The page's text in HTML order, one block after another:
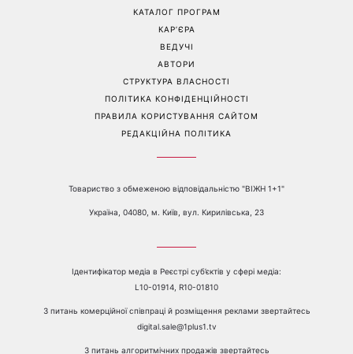
КАТАЛОГ ПРОГРАМ
КАР’ЄРА
ВЕДУЧІ
АВТОРИ
СТРУКТУРА ВЛАСНОСТІ
ПОЛІТИКА КОНФІДЕНЦІЙНОСТІ
ПРАВИЛА КОРИСТУВАННЯ САЙТОМ
РЕДАКЦІЙНА ПОЛІТИКА
Товариство з обмеженою відповідальністю "ВІЖН 1+1"
Україна, 04080, м. Київ, вул. Кирилівська, 23
Ідентифікатор медіа в Реєстрі суб’єктів у сфері медіа:
L10-01914, R10-01810
З питань комерційної співпраці й розміщення реклами звертайтесь
digital.sale@1plus1.tv
З питань алгоритмічних продажів звертайтесь